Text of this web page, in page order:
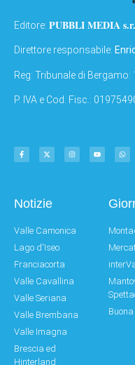
Editore: PUBBLI MEDIA
Direttore responsabile:
Reg: Tribunale di Bergamo:
P. IVA e Cod. Fisc.:
Notizie
Valle Camonica
Lago d'Iseo
Franciacorta
Valle Cavallina
Valle Seriana
Valle Brembana
Valle Imagna
Brescia ed
Hinterland